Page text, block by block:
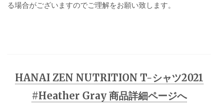
る場合がございますのでご理解をお願い致します。
HANAI ZEN NUTRITION T-シャツ2021
#Heather Gray 商品詳細ページへ